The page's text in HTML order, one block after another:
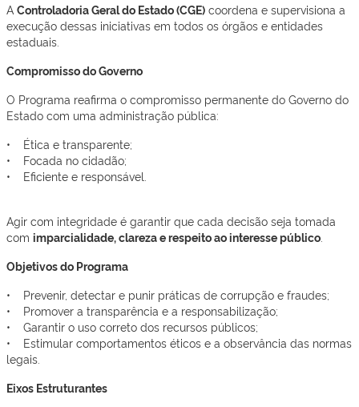
A Controladoria Geral do Estado (CGE) coordena e supervisiona a
execução dessas iniciativas em todos os órgãos e entidades
estaduais.
Compromisso do Governo
O Programa reafirma o compromisso permanente do Governo do
Estado com uma administração pública:
• Ética e transparente;
• Focada no cidadão;
• Eficiente e responsável.
Agir com integridade é garantir que cada decisão seja tomada
com imparcialidade, clareza e respeito ao interesse público
Objetivos do Programa
• Prevenir, detectar e punir práticas de corrupção e fraudes;
• Promover a transparência e a responsabilização;
• Garantir o uso correto dos recursos públicos;
• Estimular comportamentos éticos e a observância das normas
legais.
Eixos Estruturantes